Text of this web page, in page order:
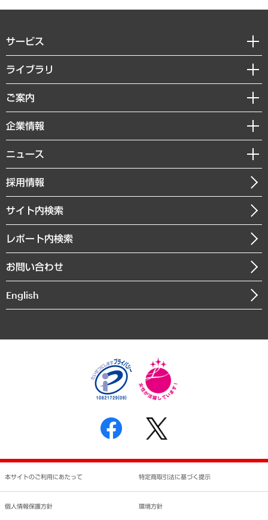
サービス
経営戦略
組織・人事戦略
デジタルイノベーション
共生・ダイバーシティ
GRC（ガバナンス・リスク・コンプライアンス）・防災（政策）
経済・産業・雇用・労働
まちづくり・観光・交通・スポーツ・スマートシティ
自然資源・農林水産業・食料システム
ライブラリ
経済調査
レポート
コラム
経営用語集
受託・受注実績（官公庁関連）
メディア掲載・出演
ご案内
セミナー・イベント情報
MUFGビジネスセミナー
受託案件情報
企業情報
私たちの想い
社長メッセージ
会社概要
沿革
組織図・本部部室紹介
インドネシア現地法人
個人情報保護方針
反社会的勢力に対する基本方針
書面による個人情報の開示等の請求の手続きについて
ニュース
ニュースリリース
お知らせ
採用情報
サイト内検索
レポート内検索
お問い合わせ
English
本サイトのご利用にあたって 特定商取引法に基づく提示
個人情報保護方針 環境方針